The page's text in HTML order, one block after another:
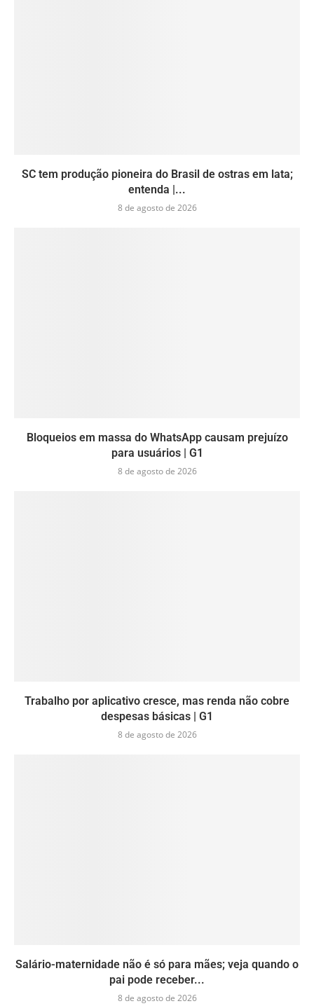
SC tem produção pioneira do Brasil de ostras em lata;
entenda |...
8 de agosto de 2026
Bloqueios em massa do WhatsApp causam prejuízo
para usuários | G1
8 de agosto de 2026
Trabalho por aplicativo cresce, mas renda não cobre
despesas básicas | G1
8 de agosto de 2026
Salário-maternidade não é só para mães; veja quando o
pai pode receber...
8 de agosto de 2026